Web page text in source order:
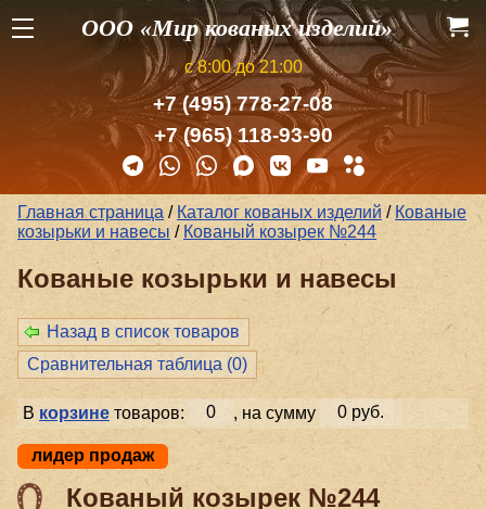
ООО «Мир кованых изделий»
с 8:00 до 21:00
+7 (495) 778-27-08
+7 (965) 118-93-90
Главная страница / Каталог кованых изделий / Кованые
козырьки и навесы / Кованый козырек №244
Кованые козырьки и навесы
Назад в список товаров
Сравнительная таблица (0)
В корзинетоваров: 0 , на сумму 0 руб.
лидер продаж
Кованый козырек №244